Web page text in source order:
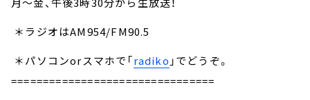
＊ラジオはAM954/FM90.5
＊パソコンorスマホで「radiko 」でどうぞ。
================================